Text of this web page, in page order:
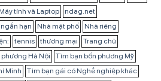
Máy tính và Laptop
ndag.net
hạn Nhà mặt phố
Nhà riêng
tennis thương mại
Trang chủ
Hà Nội
Tìm bạn bốn phương Mỹ
Minh
Tìm bạn gái có Nghề nghiệp khác